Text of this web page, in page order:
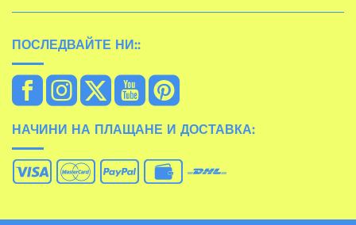
ПОСЛЕДВАЙТЕ НИ::
НАЧИНИ НА ПЛАЩАНЕ И ДОСТАВКА: